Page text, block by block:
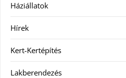
Háziállatok
Hírek
Kert-Kertépítés
Lakberendezés